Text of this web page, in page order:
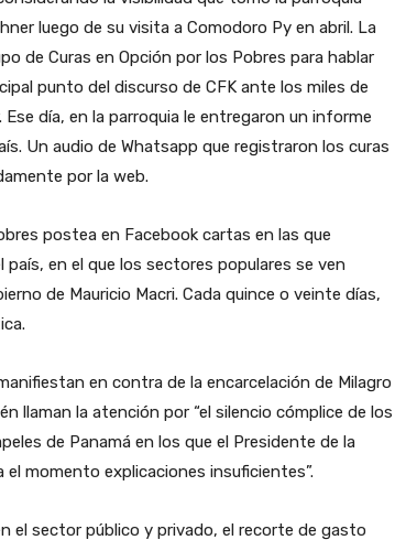
luego de su visita a Comodoro Py en abril. La
de Curas en Opción por los Pobres para hablar
punto del discurso de CFK ante los miles de
día, en la parroquia le entregaron un informe
Un audio de Whatsapp que registraron los curas
por la web.
postea en Facebook cartas en las que
en el que los sectores populares se ven
de Mauricio Macri. Cada quince o veinte días,
en contra de la encarcelación de Milagro
llaman la atención por “el silencio cómplice de los
de Panamá en los que el Presidente de la
momento explicaciones insuficientes”.
el sector público y privado, el recorte de gasto